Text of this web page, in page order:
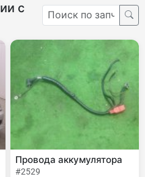
с
Провода аккумулятора
#2529